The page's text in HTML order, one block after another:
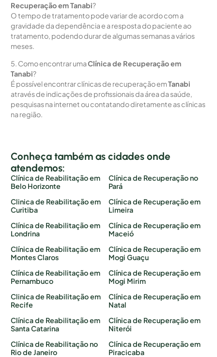
Recuperação em Tanabi?
O tempo de tratamento pode variar de acordo com a
gravidade da dependência e a resposta do paciente ao
tratamento, podendo durar de algumas semanas a vários
meses.
5. Como encontrar umaClínica de Recuperação em
Tanabi?
É possível encontrar clínicas de recuperação emTanabi
através de indicações de profissionais da área da saúde,
pesquisas na internet ou contatando diretamente as clínicas
na região.
Conheça também as cidades onde
atendemos:
Clínica de Reabilitação em
Belo Horizonte
Clinica de Reabilitação em
Curitiba
Clínica de Reabilitação em
Londrina
Clínica de Reabilitação em
Montes Claros
Clínica de Reabilitação em
Pernambuco
Clinica de Reabilitação em
Recife
Clínica de Reabilitação em
Santa Catarina
Clínica de Reabilitação no
Rio de Janeiro
Clínica de Recuperação no
Pará
Clínica de Recuperação em
Limeira
Clínica de Recuperação em
Maceió
Clínica de Recuperação em
Mogi Guaçu
Clínica de Recuperação em
Mogi Mirim
Clínica de Recuperação em
Natal
Clínica de Recuperação em
Niterói
Clínica de Recuperação em
Piracicaba